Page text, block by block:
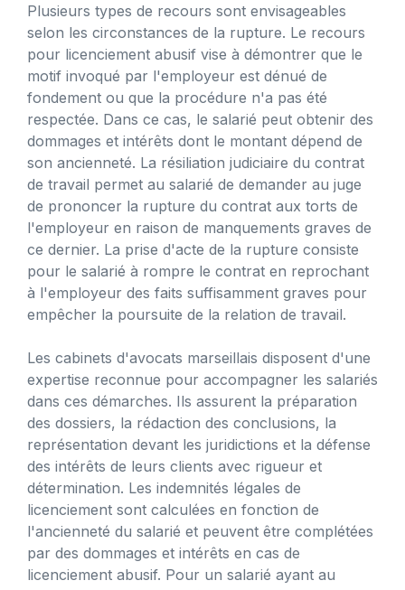
Plusieurs types de recours sont envisageables
selon les circonstances de la rupture. Le recours
pour licenciement abusif vise à démontrer que le
motif invoqué par l'employeur est dénué de
fondement ou que la procédure n'a pas été
respectée. Dans ce cas, le salarié peut obtenir des
dommages et intérêts dont le montant dépend de
son ancienneté. La résiliation judiciaire du contrat
de travail permet au salarié de demander au juge
de prononcer la rupture du contrat aux torts de
l'employeur en raison de manquements graves de
ce dernier. La prise d'acte de la rupture consiste
pour le salarié à rompre le contrat en reprochant
à l'employeur des faits suffisamment graves pour
empêcher la poursuite de la relation de travail.
Les cabinets d'avocats marseillais disposent d'une
expertise reconnue pour accompagner les salariés
dans ces démarches. Ils assurent la préparation
des dossiers, la rédaction des conclusions, la
représentation devant les juridictions et la défense
des intérêts de leurs clients avec rigueur et
détermination. Les indemnités légales de
licenciement sont calculées en fonction de
l'ancienneté du salarié et peuvent être complétées
par des dommages et intérêts en cas de
licenciement abusif. Pour un salarié ayant au